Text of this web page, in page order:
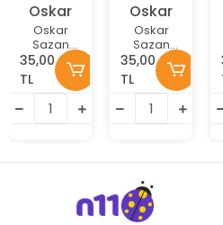
Oskar
Oskar
Sazan
Hamuru
110gr
Doğal
Sade
Aromalı
35,00
TL
Oskar
Oskar
Sazan
Hamuru
110gr
Sarımsak
Aromalı
35,00
TL